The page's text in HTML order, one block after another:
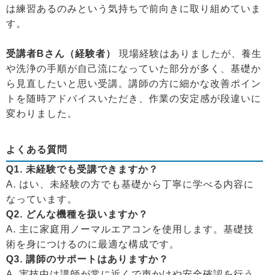
は練習あるのみという気持ちで前向きに取り組めていま
す。
受講者Bさん（経験者）
現場経験はありましたが、養生
や洗浄の手順が自己流になっていた部分が多く、基礎か
ら見直したいと思い受講。講師の方に細かな改善ポイン
トを随時アドバイスいただき、作業の安定感が段違いに
変わりました。
よくある質問
Q1. 未経験でも受講できますか？
A. はい、未経験の方でも基礎から丁寧に学べる内容に
なっています。
Q2. どんな機種を扱いますか？
A. 主に家庭用ノーマルエアコンを使用します。基礎技
術を身につけるのに最適な構成です。
Q3. 講師のサポートはありますか？